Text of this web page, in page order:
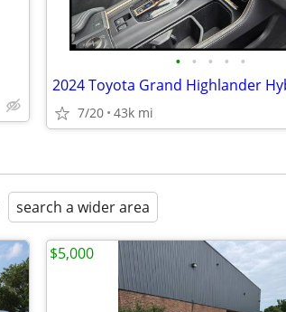
• • • • •
7/20 43k mi
search a wider area
$5,000